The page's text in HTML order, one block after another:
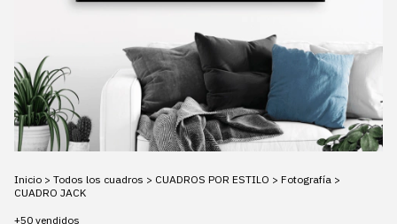
Inicio > Todos los cuadros > CUADROS POR ESTILO > Fotografía >
CUADRO JACK
+50 vendidos